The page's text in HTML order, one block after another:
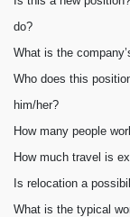
do?
What is the
Who does this
him/her?
How many people
How much travel is
Is relocation a
What is the typical